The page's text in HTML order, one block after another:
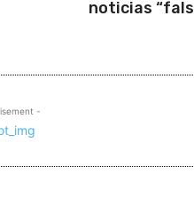
noticias
-